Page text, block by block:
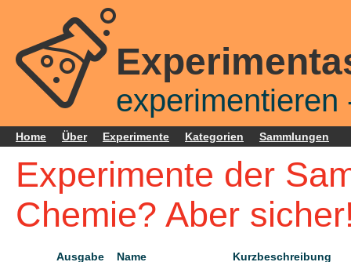
experimentieren
Home Über Experimente Kategorien Sammlungen
Experimente der
Chemie? Aber
Ausgabe Name
Kurzbeschreibung